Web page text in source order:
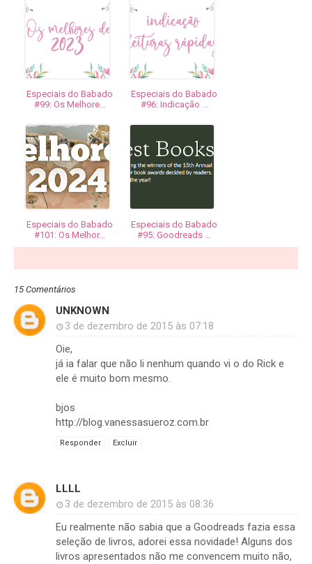
Especiais do Babado
#99: Os Melhore...
Especiais do Babado
#96: Indicação ...
Especiais do Babado
#101: Os Melhor...
Especiais do Babado
#95: Goodreads ...
15 Comentários
UNKNOWN
3 de dezembro de 2015 às 07:18
Oie,
já ia falar que não li nenhum quando vi o do Rick e
ele é muito bom mesmo.
bjos
http://blog.vanessasueroz.com.br
Responder Excluir
LLLL
3 de dezembro de 2015 às 08:36
Eu realmente não sabia que a Goodreads fazia essa
seleção de livros, adorei essa novidade! Alguns dos
livros apresentados não me convencem muito não,